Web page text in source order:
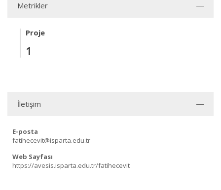
Metrikler
Proje
1
İletişim
E-posta
fatihecevit@isparta.edu.tr
Web Sayfası
https://avesis.isparta.edu.tr/fatihecevit